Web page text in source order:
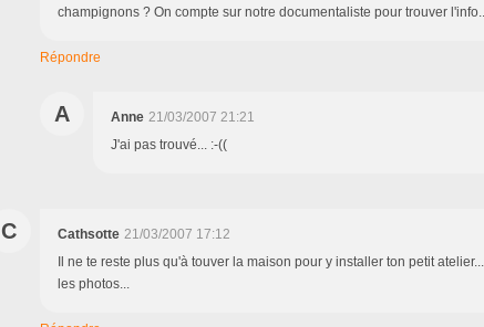
champignons ? On compte sur notre documentaliste pour trouver l'info...
Répondre
A Anne 21/03/2007 21:21
J'ai pas trouvé... :-((
C Cathsotte 21/03/2007 17:12
Il ne te reste plus qu'à touver la maison pour y installer ton petit
les photos...